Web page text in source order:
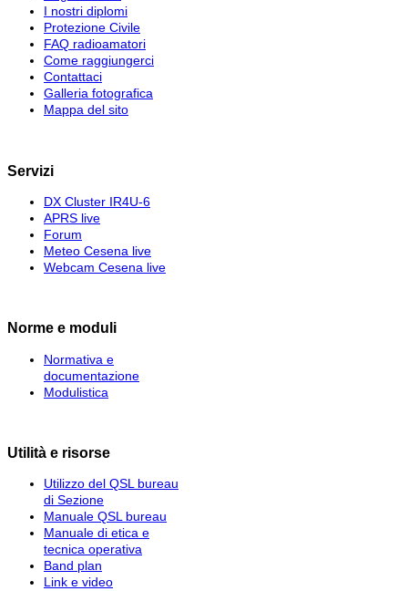
I nostri diplomi
Protezione Civile
FAQ radioamatori
Come raggiungerci
Contattaci
Galleria fotografica
Mappa del sito
Servizi
DX Cluster IR4U-6
APRS live
Forum
Meteo Cesena live
Webcam Cesena live
Norme e moduli
Normativa e
documentazione
Modulistica
Utilità e risorse
Utilizzo del QSL bureau
di Sezione
Manuale QSL bureau
Manuale di etica e
tecnica operativa
Band plan
Link e video